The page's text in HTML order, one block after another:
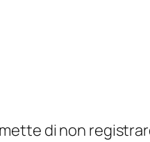
di non